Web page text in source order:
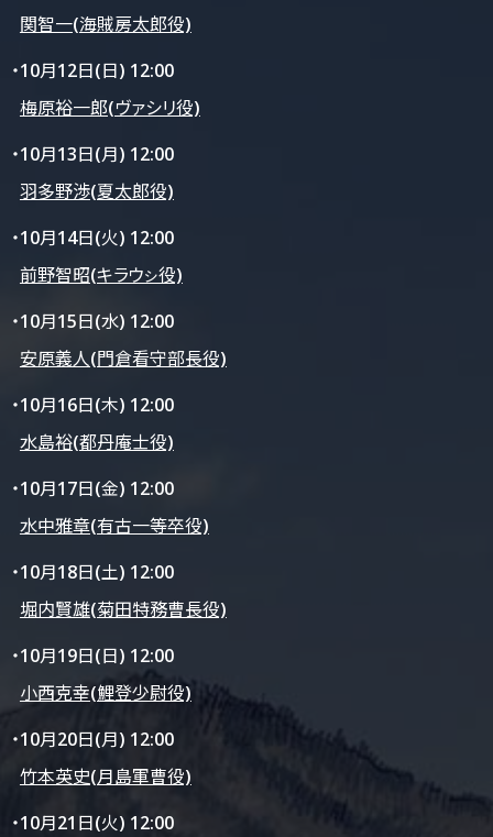
関智一(海賊房太郎役)
・10月12日(日) 12:00
梅原裕一郎(ヴァシリ役)
・10月13日(月) 12:00
羽多野渉(夏太郎役)
・10月14日(火) 12:00
前野智昭(キラウㇱ役)
・10月15日(水) 12:00
安原義人(門倉看守部長役)
・10月16日(木) 12:00
水島裕(都丹庵士役)
・10月17日(金) 12:00
水中雅章(有古一等卒役)
・10月18日(土) 12:00
堀内賢雄(菊田特務曹長役)
・10月19日(日) 12:00
小西克幸(鯉登少尉役)
・10月20日(月) 12:00
竹本英史(月島軍曹役)
・10月21日(火) 12:00